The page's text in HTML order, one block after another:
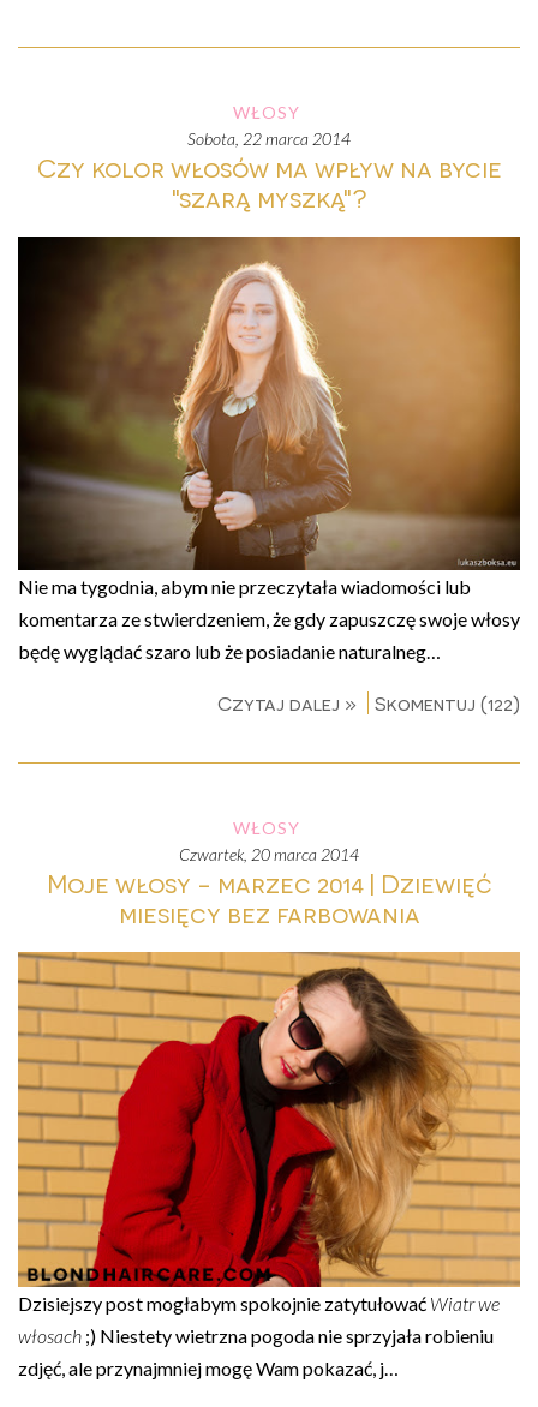
WŁOSY
sobota, 22 marca 2014
Czy kolor włosów ma wpływ na bycie
"szarą myszką"?
Nie ma tygodnia, abym nie przeczytała wiadomości lub
komentarza ze stwierdzeniem, że gdy zapuszczę swoje włosy
będę wyglądać szaro lub że posiadanie naturalneg…
Czytaj dalej » Skomentuj (122)
WŁOSY
czwartek, 20 marca 2014
Moje włosy - marzec 2014 | Dziewięć
miesięcy bez farbowania
Dzisiejszy post mogłabym spokojnie zatytułować Wiatr we
włosach ;) Niestety wietrzna pogoda nie sprzyjała robieniu
zdjęć, ale przynajmniej mogę Wam pokazać, j…